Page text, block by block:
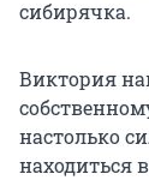
сибирячка.
Виктория
настолько
находиться